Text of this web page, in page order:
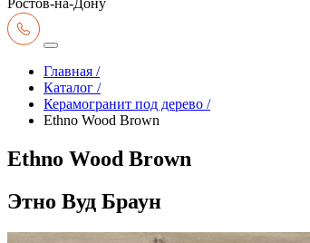
Ростов-на-Дону
Главная /
Каталог /
Керамогранит под дерево /
Ethno Wood Brown
Ethno Wood Brown
Этно Вуд Браун